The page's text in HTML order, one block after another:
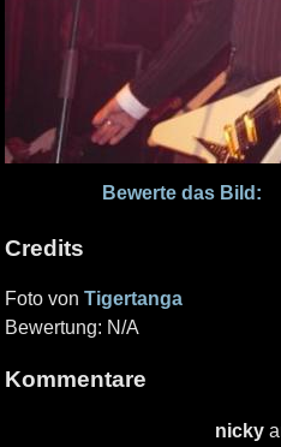
Bewerte das Bild:
Credits
Foto von Tigertanga
Bewertung: N/A
Kommentare
nicky